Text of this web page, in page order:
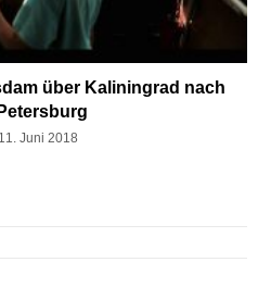
über Kaliningrad nach
11. Juni 2018